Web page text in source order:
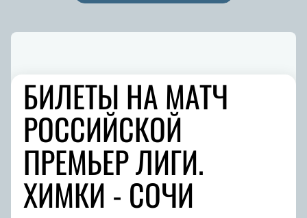
БИЛЕТЫ НА МАТЧ
РОССИЙСКОЙ
ПРЕМЬЕР ЛИГИ.
ХИМКИ - СОЧИ